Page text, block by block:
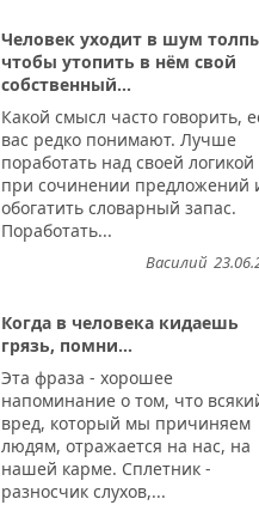
Человек уходит в шум
чтобы утопить в нём свой
собственный...
Какой смысл часто говорить,
вас редко понимают. Лучше
поработать над своей логикой
при сочинении предложений
обогатить словарный запас.
Поработать...
Василий
Когда в человека кидаешь
грязь, помни...
Эта фраза - хорошее
напоминание о том, что
вред, который мы причиняем
людям, отражается на нас, на
нашей карме. Сплетник -
разносчик слухов,...